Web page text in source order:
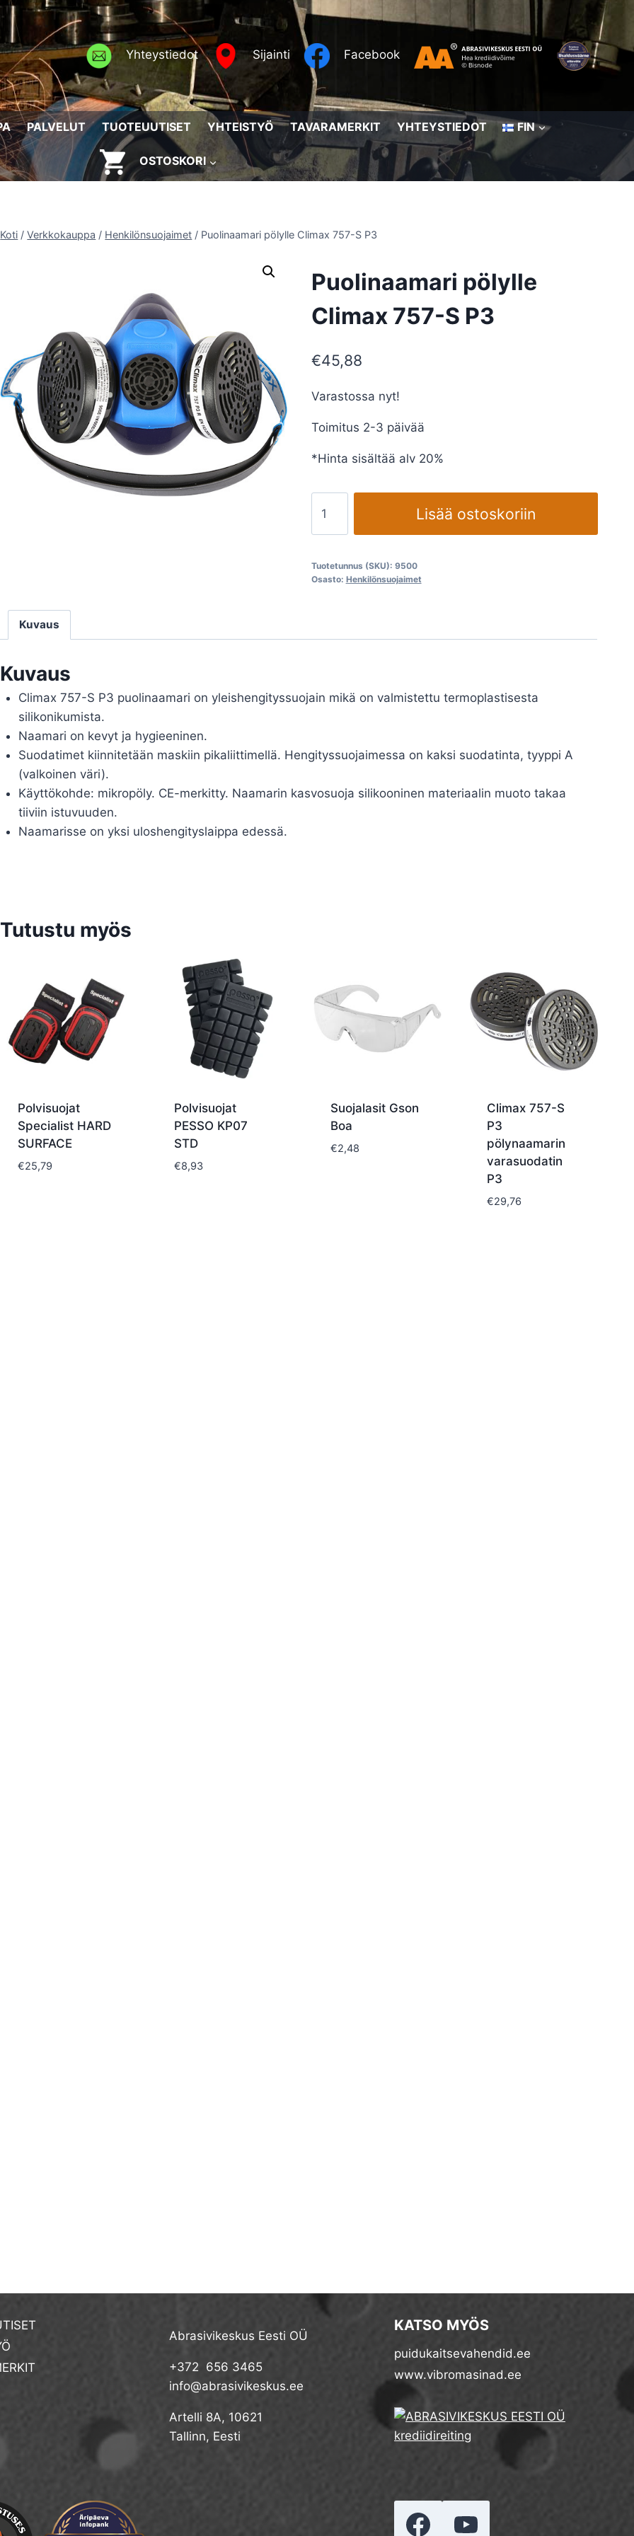
Yhteystiedot Sijainti Facebook
PALVELUT TUOTEUUTISET YHTEISTYÖ TAVARAMERKIT YHTEYSTIEDOT FIN
OSTOSKORI
Koti / Verkkokauppa / Henkilönsuojaimet / Puolinaamari pölylle Climax 757-S P3
Puolinaamari pölylle
Climax 757-S P3
€45,88
Varastossa nyt!
Toimitus 2-3 päivää
*Hinta sisältää alv 20%
pölylle
Climax
S
Lisää ostoskoriin
Tuotetunnus (SKU): 9500
Osasto: Henkilönsuojaimet
Kuvaus
Kuvaus
Climax 757-S P3 puolinaamari on yleishengityssuojain mikä on valmistettu termoplastisesta
silikonikumista.
Naamari on kevyt ja hygieeninen.
Suodatimet kiinnitetään maskiin pikaliittimellä. Hengityssuojaimessa on kaksi suodatinta, tyyppi A
(valkoinen väri).
Käyttökohde: mikropöly. CE-merkitty. Naamarin kasvosuoja silikooninen materiaalin muoto takaa
tiiviin istuvuuden.
Naamarisse on yksi uloshengityslaippa edessä.
Tutustu myös
Polvisuojat
Specialist HARD
SURFACE
€25,79
Polvisuojat
PESSO KP07
STD
€8,93
Suojalasit Gson
Boa
€2,48
Climax 757-S
P3
pölynaamarin
varasuodatin
P3
€29,76
Abrasivikeskus Eesti OÜ
+372 656 3465
info@abrasivikeskus.ee
Artelli 8A, 10621
Tallinn, Eesti
KATSO MYÖS
puidukaitsevahendid.ee
www.vibromasinad.ee